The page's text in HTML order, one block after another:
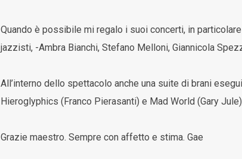
Quando è possibile mi regalo i suoi concerti, in
jazzisti, -Ambra Bianchi, Stefano Melloni, Giannicola
All’interno dello spettacolo anche una suite di brani
Hieroglyphics (Franco Pierasanti) e Mad World (Gary
Grazie maestro. Sempre con affetto e stima. Gae